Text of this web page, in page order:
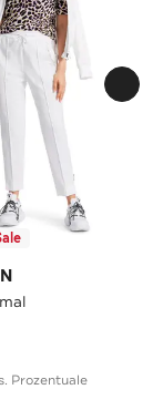
Prozentuale